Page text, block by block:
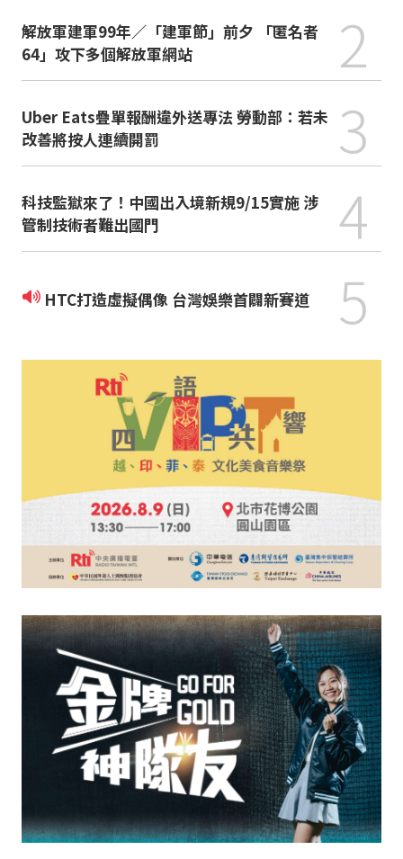
解放軍建軍99年／「建軍節」前夕 「匿名者
64」攻下多個解放軍網站
2
Uber Eats疊單報酬違外送專法 勞動部：若未
改善將按人連續開罰
3
科技監獄來了！中國出入境新規9/15實施 涉
管制技術者難出國門
4
HTC打造虛擬偶像 台灣娛樂首闢新賽道 5